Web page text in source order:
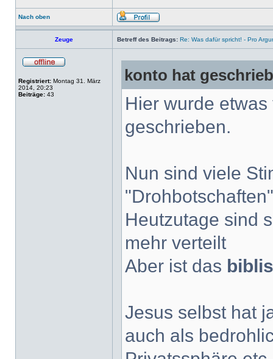
Nach oben
Zeuge Betreff des Beitrags: Re: Was dafür spricht! - Pro
Registriert: Montag 31. März
2014, 20:23
Beiträge: 43
konto hat
Hier wurde
geschrieben.
Nun sind viele
Heutzutage sind
mehr verteilt
Aber ist das
Jesus selbst hat
auch als